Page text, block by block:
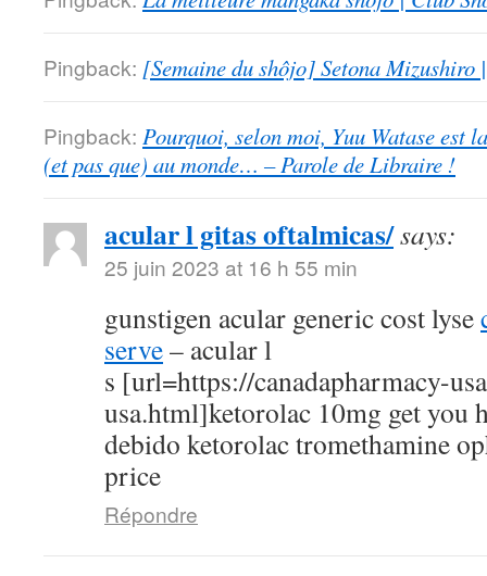
Pingback: [Semaine du shôjo] Setona Mizushiro
Pingback: Pourquoi, selon moi, Yuu Watase est
(et pas que) au monde… – Parole de Libraire !
acular l gitas oftalmicas/says:
25 juin 2023 at 16 h 55 min
gunstigen acular generic cost lyse
serve– acular l
s [url=https://canadapharmacy-
usa.html]ketorolac 10mg get you
debido ketorolac tromethamine
price
Répondre